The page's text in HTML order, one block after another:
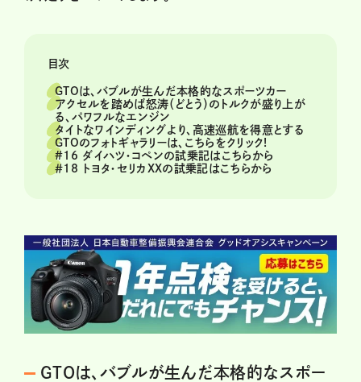
目次
GTOは、バブルが生んだ本格的なスポーツカー
アクセルを踏めば怒涛（どとう）のトルクが盛り上が
る、パワフルなエンジン
タイトなワインディングより、高速巡航を得意とする
GTOのフォトギャラリーは、こちらをクリック!
#16 ダイハツ・コペンの試乗記はこちらから
＃18 トヨタ・セリカXXの試乗記はこちらから
GTOは、バブルが生んだ本格的なスポー